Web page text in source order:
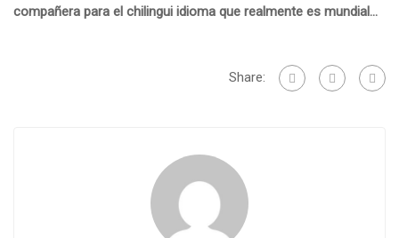
compañera para el chilingui idioma que realmente es mundial…
Share: